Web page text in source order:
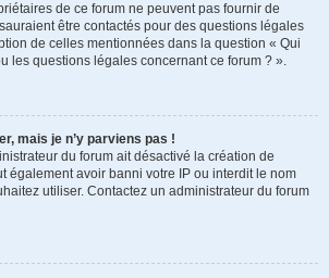
de ce forum ne peuvent pas fournir de
être contactés pour des questions légales
de celles mentionnées dans la question « Qui
les questions légales concernant ce forum ? ».
mais je n’y parviens pas !
du forum ait désactivé la création de
également avoir banni votre IP ou interdit le nom
utiliser. Contactez un administrateur du forum